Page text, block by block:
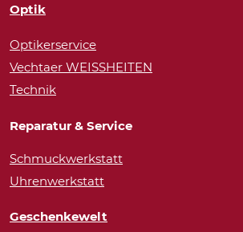
Optik
Optikerservice
Vechtaer WEISSHEITEN
Technik
Reparatur & Service
Schmuckwerkstatt
Uhrenwerkstatt
Geschenkewelt